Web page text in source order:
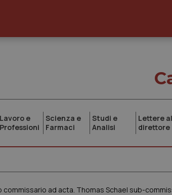
Lavoro e
Professioni
Scienza e
Farmaci
Studi e
Analisi
Lettere al
direttore
commissario ad acta. Thomas Schael sub-